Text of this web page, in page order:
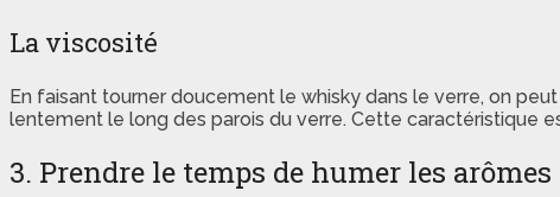
La viscosité
En faisant tourner doucement le whisky dans le verre, on
lentement le long des parois du verre. Cette caractéristique
3. Prendre le temps de humer les arômes